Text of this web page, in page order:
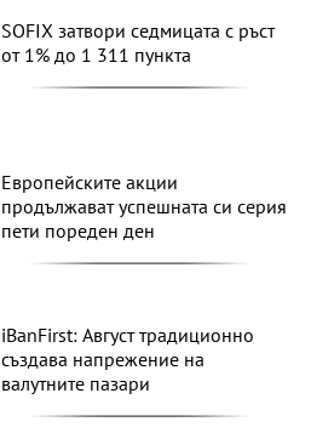
SOFIX затвори седмицата с ръст
от 1% до 1 311 пункта
Европейските акции
продължават успешната си серия
пети пореден ден
iBanFirst: Август традиционно
създава напрежение на
валутните пазари